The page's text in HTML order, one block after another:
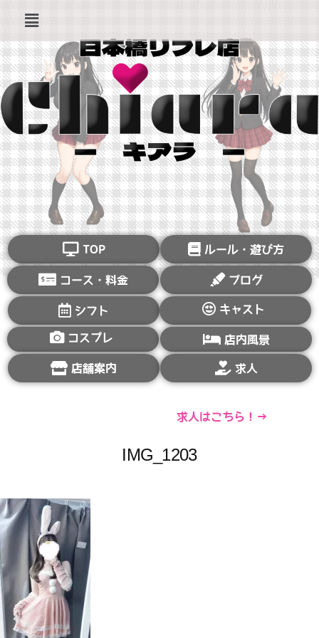
TOP ルール・遊び方
コース・料金 ブログ
シフト キャスト
コスプレ 店内風景
店舗案内 求人
求人はこちら！→
IMG_1203